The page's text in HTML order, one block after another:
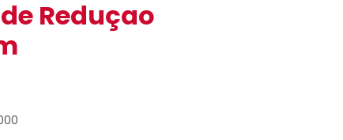
Reduçao